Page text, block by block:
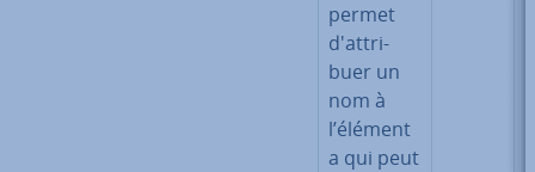
permet
d'at­tri­
buer un
nom à
l’élément
a qui peut